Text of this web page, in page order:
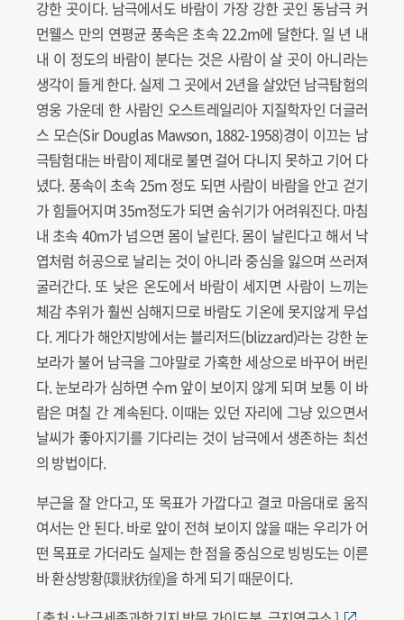
강한 곳이다. 남극에서도 바람이 가장 강한 곳인 동남극 커
먼웰스 만의 연평균 풍속은 초속 22.2m에 달한다. 일 년 내
내 이 정도의 바람이 분다는 것은 사람이 살 곳이 아니라는
생각이 들게 한다. 실제 그 곳에서 2년을 살았던 남극탐험의
영웅 가운데 한 사람인 오스트레일리아 지질학자인 더글러
스 모슨(Sir Douglas Mawson, 1882-1958)경이 이끄는 남
극탐험대는 바람이 제대로 불면 걸어 다니지 못하고 기어 다
녔다. 풍속이 초속 25m 정도 되면 사람이 바람을 안고 걷기
가 힘들어지며 35m정도가 되면 숨쉬기가 어려워진다. 마침
내 초속 40m가 넘으면 몸이 날린다. 몸이 날린다고 해서 낙
엽처럼 허공으로 날리는 것이 아니라 중심을 잃으며 쓰러져
굴러간다. 또 낮은 온도에서 바람이 세지면 사람이 느끼는
체감 추위가 훨씬 심해지므로 바람도 기온에 못지않게 무섭
다. 게다가 해안지방에서는 블리저드(blizzard)라는 강한 눈
보라가 불어 남극을 그야말로 가혹한 세상으로 바꾸어 버린
다. 눈보라가 심하면 수m 앞이 보이지 않게 되며 보통 이 바
람은 며칠 간 계속된다. 이때는 있던 자리에 그냥 있으면서
날씨가 좋아지기를 기다리는 것이 남극에서 생존하는 최선
의 방법이다.
부근을 잘 안다고, 또 목표가 가깝다고 결코 마음대로 움직
여서는 안 된다. 바로 앞이 전혀 보이지 않을 때는 우리가 어
떤 목표로 가더라도 실제는 한 점을 중심으로 빙빙도는 이른
바 환상방황(環狀彷徨)을 하게 되기 때문이다.